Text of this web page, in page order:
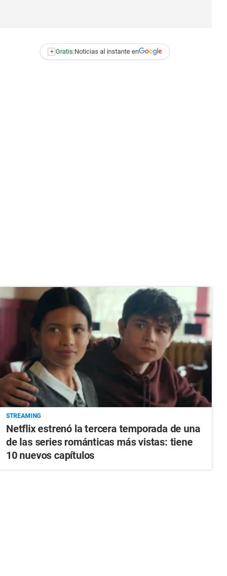
+ Gratis:Noticias al instante en
STREAMING
Netflix estrenó la tercera temporada de una
de las series románticas más vistas: tiene
10 nuevos capítulos